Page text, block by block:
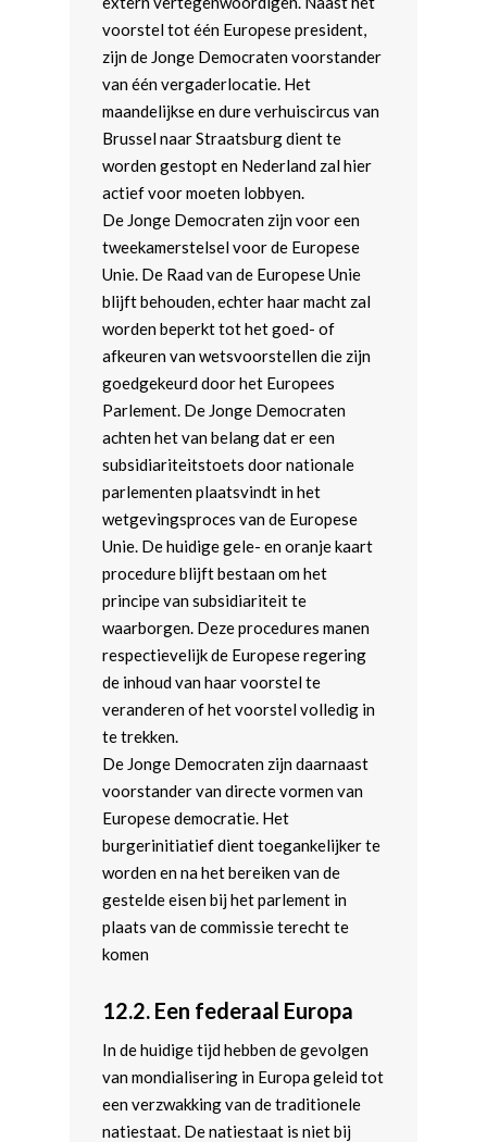
voorstel tot één Europese president,
zijn de Jonge Democraten voorstander
van één vergaderlocatie. Het
maandelijkse en dure verhuiscircus van
Brussel naar Straatsburg dient te
worden gestopt en Nederland zal hier
actief voor moeten lobbyen.
De Jonge Democraten zijn voor een
tweekamerstelsel voor de Europese
Unie. De Raad van de Europese Unie
blijft behouden, echter haar macht zal
worden beperkt tot het goed- of
afkeuren van wetsvoorstellen die zijn
goedgekeurd door het Europees
Parlement. De Jonge Democraten
achten het van belang dat er een
subsidiariteitstoets door nationale
parlementen plaatsvindt in het
wetgevingsproces van de Europese
Unie. De huidige gele- en oranje kaart
procedure blijft bestaan om het
principe van subsidiariteit te
waarborgen. Deze procedures manen
respectievelijk de Europese regering
de inhoud van haar voorstel te
veranderen of het voorstel volledig in
te trekken.
De Jonge Democraten zijn daarnaast
voorstander van directe vormen van
Europese democratie. Het
burgerinitiatief dient toegankelijker te
worden en na het bereiken van de
gestelde eisen bij het parlement in
plaats van de commissie terecht te
komen
12.2. Een federaal Europa
In de huidige tijd hebben de gevolgen
van mondialisering in Europa geleid tot
een verzwakking van de traditionele
natiestaat. De natiestaat is niet bij